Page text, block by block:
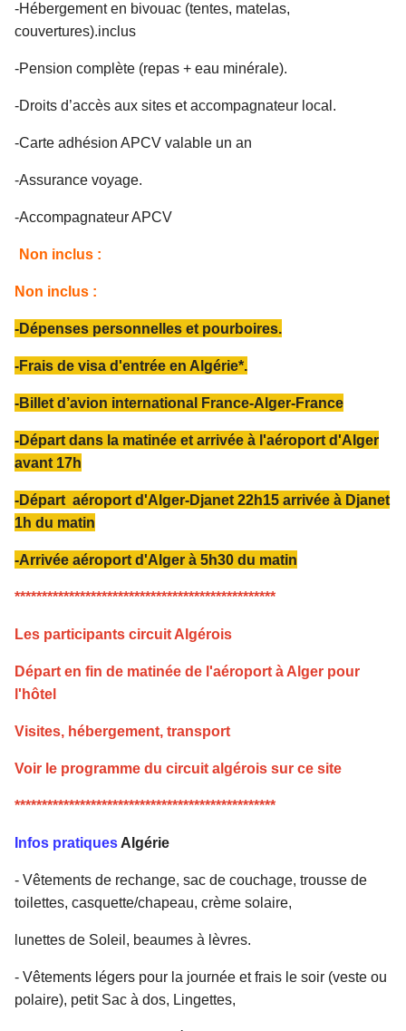
-Hébergement en bivouac (tentes, matelas,
couvertures).inclus
-Pension complète (repas + eau minérale).
-Droits d’accès aux sites et accompagnateur local.
-Carte adhésion APCV valable un an
-Assurance voyage.
-Accompagnateur APCV
Non inclus :
Non inclus :
-Dépenses personnelles et pourboires.
-Frais de visa d'entrée en Algérie*.
-Billet d’avion international France-Alger-France
-Départ dans la matinée et arrivée à l'aéroport d'Alger
avant 17h
-Départ aéroport d'Alger-Djanet 22h15 arrivée à Djanet
1h du matin
-Arrivée aéroport d'Alger à 5h30 du matin
************************************************
Les participants circuit Algérois
Départ en fin de matinée de l'aéroport à Alger pour
l'hôtel
Visites, hébergement, transport
Voir le programme du circuit algérois sur ce site
************************************************
Infos pratiquesAlgérie
- Vêtements de rechange, sac de couchage, trousse de
toilettes, casquette/chapeau, crème solaire,
lunettes de Soleil, beaumes à lèvres.
- Vêtements légers pour la journée et frais le soir (veste ou
polaire), petit Sac à dos, Lingettes,